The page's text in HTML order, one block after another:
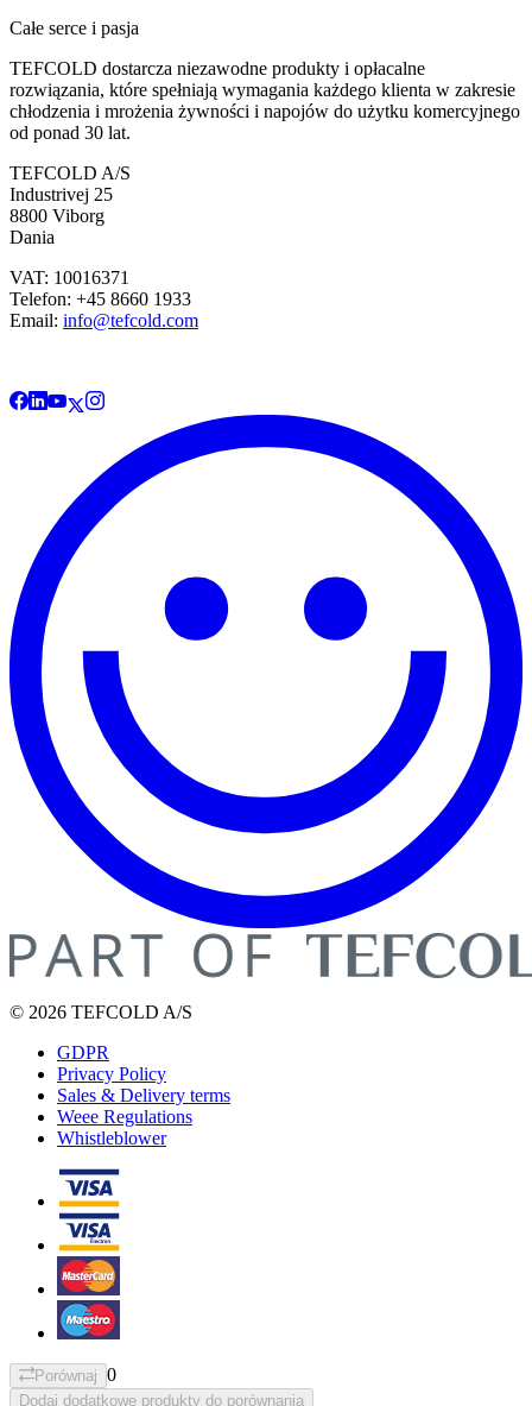
Całe serce i pasja
TEFCOLD dostarcza niezawodne produkty i opłacalne
rozwiązania, które spełniają wymagania każdego klienta w zakresie
chłodzenia i mrożenia żywności i napojów do użytku komercyjnego
od ponad 30 lat.
TEFCOLD A/S
Industrivej 25
8800 Viborg
Dania
VAT: 10016371
Telefon: +45 8660 1933
Email: info@tefcold.com
© 2026 TEFCOLD A/S
GDPR
Privacy Policy
Sales & Delivery terms
Weee Regulations
Whistleblower
Porównaj 0
Dodaj dodatkowe produkty do porównania